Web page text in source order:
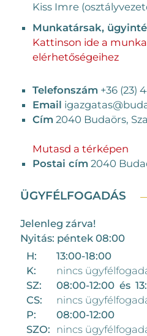
Kiss Imre
Munkatársak,
Kattinson ide a
elérhetőségeihez
Telefonszám +36 (23)
Email
Cím 2040 Budaörs,
Mutasd a térképen
Postai cím 2040
ÜGYFÉLFOGADÁS
Jelenleg zárva!
Nyitás: péntek 08:00
H:
13:00-18:00
K:
nincs
SZ:
08:00-12:00 és
CS:
nincs
P:
08:00-12:00
SZO: nincs